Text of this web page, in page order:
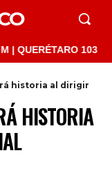
103.1 FM |
historia al dirigir
HISTORIA